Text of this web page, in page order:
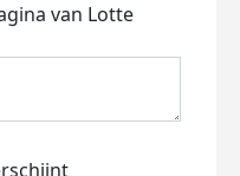
van Lotte